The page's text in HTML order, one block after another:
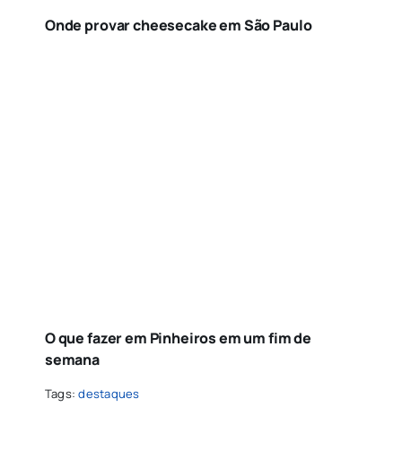
Onde provar cheesecake em São Paulo
O que fazer em Pinheiros em um fim de
semana
Tags:destaques